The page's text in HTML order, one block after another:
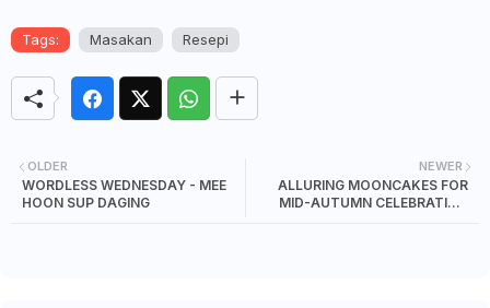
Tags: Masakan Resepi
NEWER
ALLURING MOONCAKES FOR
MID-AUTUMN CELEBRATION
OLDER
WORDLESS WEDNESDAY - MEE
HOON SUP DAGING